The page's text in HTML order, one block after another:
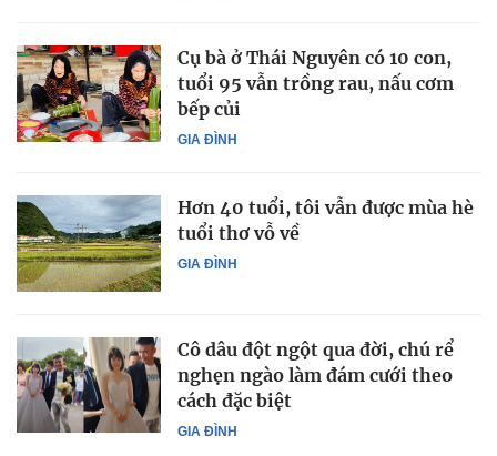
GIA ĐÌNH
Cụ bà ở Thái Nguyên có 10 con,
tuổi 95 vẫn trồng rau, nấu cơm
bếp củi
GIA ĐÌNH
Hơn 40 tuổi, tôi vẫn được mùa hè
tuổi thơ vỗ về
GIA ĐÌNH
Cô dâu đột ngột qua đời, chú rể
nghẹn ngào làm đám cưới theo
cách đặc biệt